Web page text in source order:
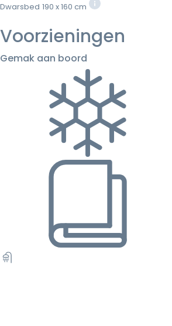
Dwarsbed 190 x 160 cm
Voorzieningen
Gemak aan boord